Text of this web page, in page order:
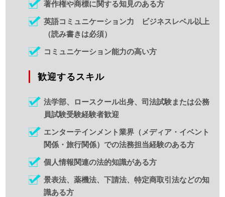
著作権や商標に関する知見のある方
英語コミュニケーション力 ビジネスレベル以上
（読み書きは必須）
コミュニケーション能力の高い方
歓迎するスキル
法学部、ロースクール出身、司法試験または公務
員試験受験経験者歓迎
エンターテインメント業界（メディア・イベント
関係・旅行関係）での法務担当経験のある方
個人情報関連の法的知識がある方
景表法、薬機法、下請法、特定商取引法などの知
識ある方